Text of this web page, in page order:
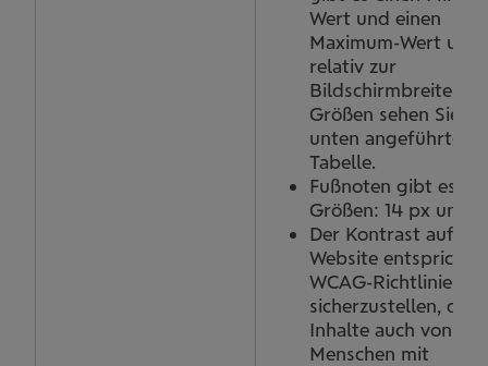
Wert und einen
Maximum-Wert und
relativ zur
Bildschirmbreite. Die
Größen sehen Sie in
unten angeführten
Tabelle.
Fußnoten gibt es in
Größen: 14 px und
Der Kontrast auf
Website entspricht
WCAG-Richtlinien,
sicherzustellen, dass
Inhalte auch von
Menschen mit